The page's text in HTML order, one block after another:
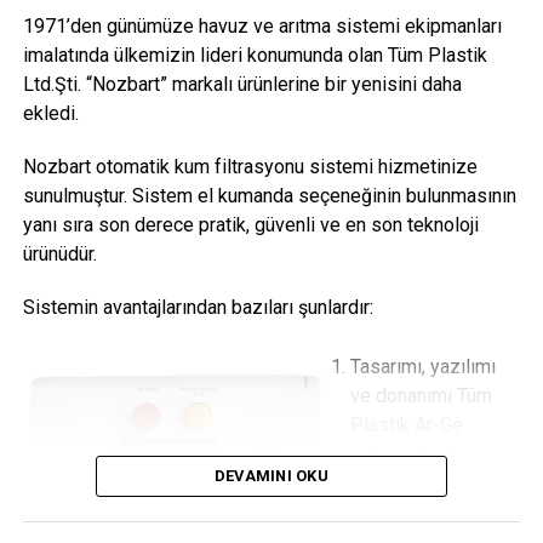
Verimlilikteki iyileştirmeler, daha sonra toplam sahip olma
dönüştürülebilir
1971’den günümüze havuz ve arıtma sistemi ekipmanları
imalatında ülkemizin lideri konumunda olan Tüm Plastik
Ltd.Şti. “Nozbart” markalı ürünlerine bir yenisini daha
ekledi.
Nozbart otomatik kum filtrasyonu sistemi hizmetinize
sunulmuştur. Sistem el kumanda seçeneğinin bulunmasının
yanı sıra son derece pratik, güvenli ve en son teknoloji
ürünüdür.
Sistemin avantajlarından bazıları şunlardır:
Tasarımı, yazılımı
ve donanımı Tüm
çalışmaları ile
DEVAMINI OKU